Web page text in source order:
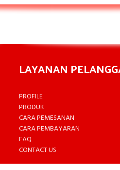
LAYANAN
PROFILE
PRODUK
CARA PEMESANAN
CARA PEMBAYARAN
FAQ
CONTACT US